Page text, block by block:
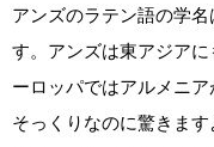
アンズのラテン語の学
す。アンズは東アジア
ーロッパではアルメニ
そっくりなのに驚きま